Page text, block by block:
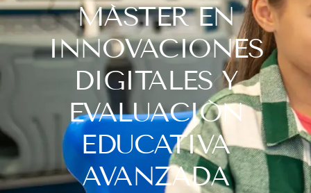
MÁSTER EN
INNOVACIONES
DIGITALES Y
EVALUACIÓN
EDUCATIVA
AVANZADA